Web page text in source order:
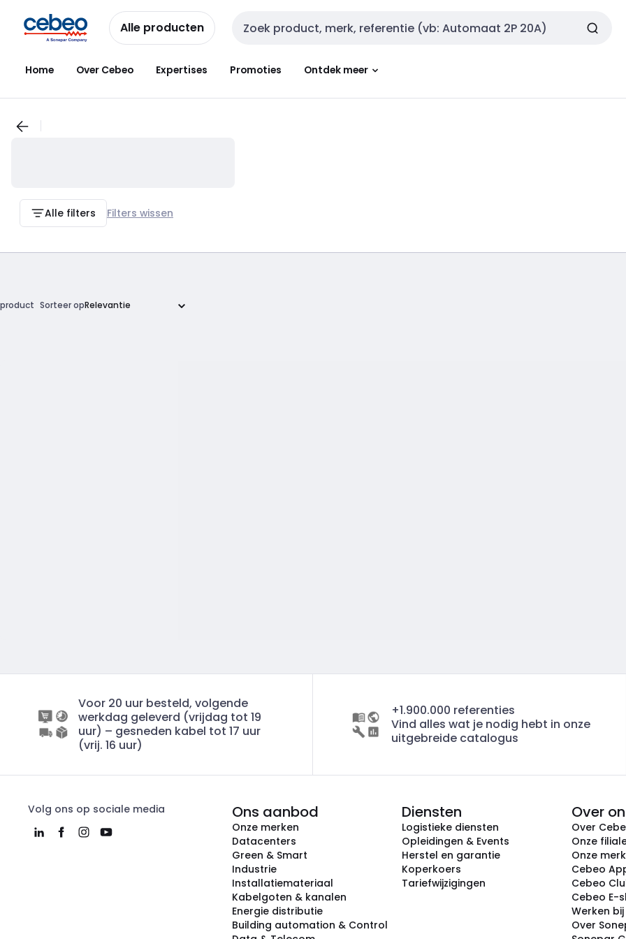
naar
navigatie
naar
inhoud
Alle producten Zoekveld invoer
Home Over Cebeo Expertises Promoties Ontdek meer
Alle filters Filters wissen
product Sorteer op
Voor 20 uur besteld, volgende
werkdag geleverd (vrijdag tot 19
uur) – gesneden kabel tot 17 uur
(vrij. 16 uur)
+1.900.000 referenties
Vind alles wat je nodig hebt in onze
uitgebreide catalogus
Volg ons op sociale media Ons aanbod
Onze merken
Datacenters
Green & Smart
Industrie
Installatiemateriaal
Kabelgoten & kanalen
Energie distributie
Building automation & Control
Diensten
Logistieke diensten
Opleidingen & Events
Herstel en garantie
Koperkoers
Tariefwijzigingen
Over
Over
Onze
Onze
Cebeo
Cebeo
Cebeo E-
Werken
Over